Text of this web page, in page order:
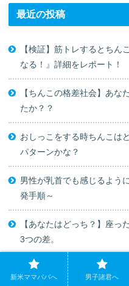
最近の投稿
【検証】筋トレするとちん
なる！』詳細をレポート！
【ちんこの格差社会】あな
たか？？
おしっこをする時ちんこは
パターンかな？
男性が乳首でも感じるよう
発手順～
【あなたはどっち？】座っ
3つの差。
スポン
新米ママパパへ 男子諸君へ